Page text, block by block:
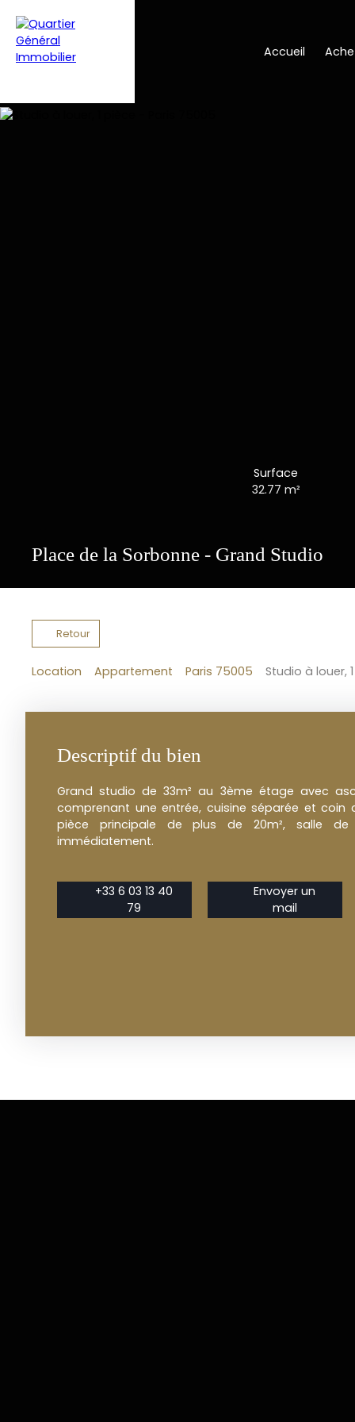
Accueil
Surface
32.77 m²
Place de la Sorbonne - Grand Studio
Retour
Location Appartement Paris 75005 Studio à louer,
Descriptif du bien
Grand studio de 33m² au 3ème étage avec
comprenant une entrée, cuisine séparée et coin
pièce principale de plus de 20m², salle de
immédiatement.
+33 6 03 13 40
79
Envoyer un
mail